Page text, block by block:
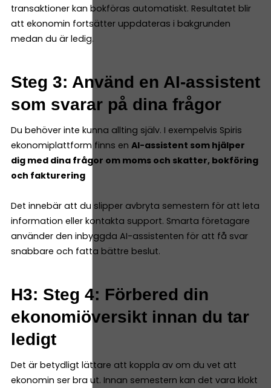
transaktioner kan bokföras automatiskt. Resultatet blir
att ekonomin fortsätter uppdateras i bakgrunden
medan du är ledig.
Steg 3: Använd en AI-assistent
som svarar på dina frågor
Du behöver inte kunna allting själv. I exempelvis Spiris
ekonomiplattform finns en AI-assistent som hjälper
dig med dina frågor om moms och skatter, bokföring
och fakturering
Det innebär att du slipper avbryta semestern för att leta
information eller kontakta support. Smarta företagare
använder den inbyggda AI-assistenten för att få svar
snabbare och fatta bättre beslut.
H3: Steg 4: Förbered din
ekonomiöversikt innan du tar
ledigt
Det är betydligt lättare att koppla av om du vet att
ekonomin ser bra ut. Innan semestern kan det vara klokt